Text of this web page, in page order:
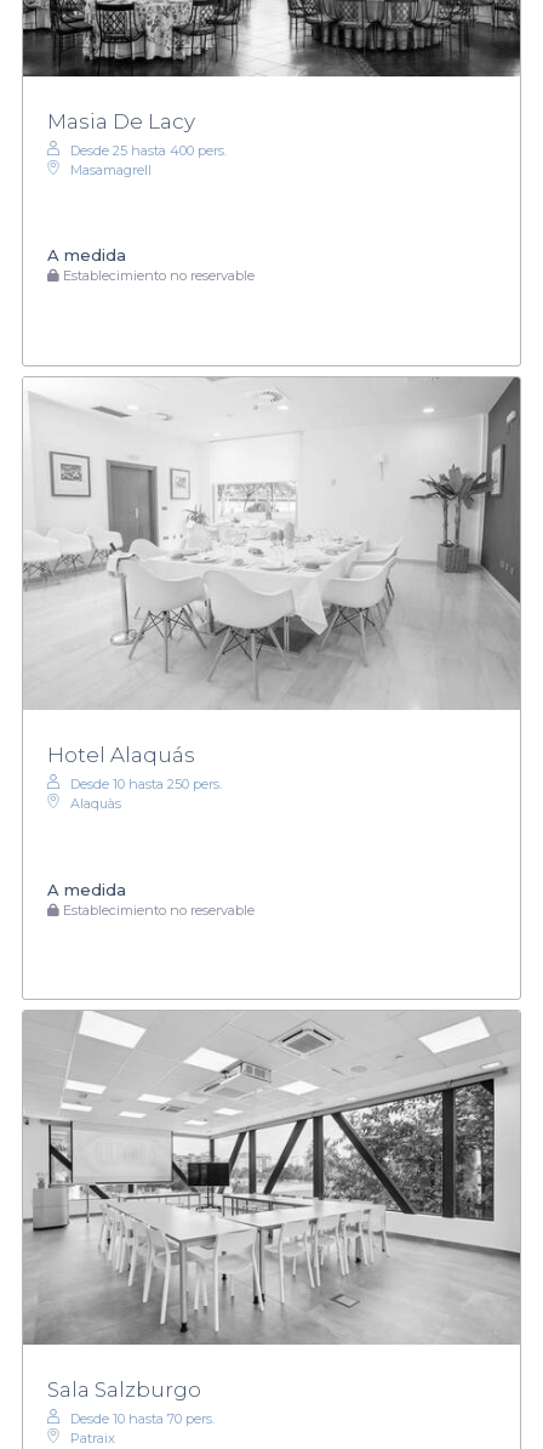
Masia De Lacy
Desde 25 hasta 400 pers.
Masamagrell
A medida
Establecimiento no reservable
Hotel Alaquás
Desde 10 hasta 250 pers.
Alaquàs
A medida
Establecimiento no reservable
Sala Salzburgo
Desde 10 hasta 70 pers.
Patraix